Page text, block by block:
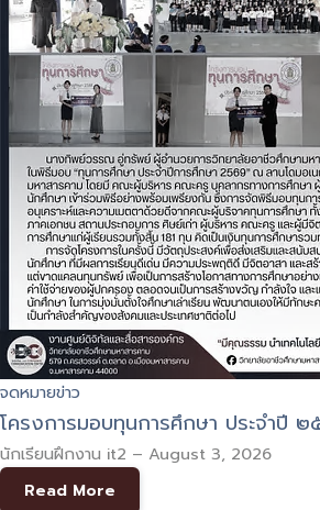
จดหมายข่าว
โครงการมอบทุนการศึกษา ประจำปี
นักเรียนฝึกงาน it2 – August 3, 2026
Read More